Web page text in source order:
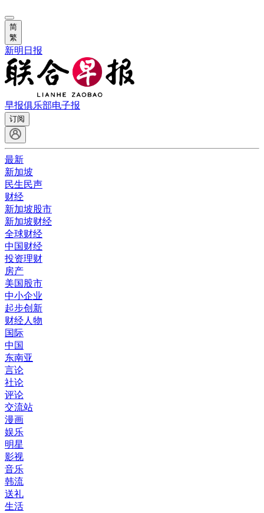
简
繁
新明日报
早报俱乐部电子报
订阅
最新
新加坡
民生民声
财经
新加坡股市
新加坡财经
全球财经
中国财经
投资理财
房产
美国股市
中小企业
起步创新
财经人物
国际
中国
东南亚
言论
社论
评论
交流站
漫画
娱乐
明星
影视
音乐
韩流
送礼
生活